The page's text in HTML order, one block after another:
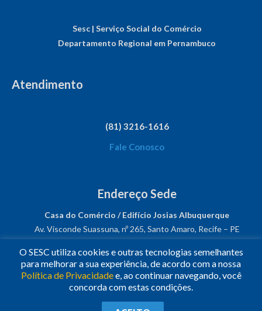
Sesc | Serviço Social do Comércio
Departamento Regional em Pernambuco
Atendimento
(81) 3216-1616
Fale Conosco
Endereço Sede
Casa do Comércio / Edifício Josias Albuquerque
Av. Visconde Suassuna, nº 265, Santo Amaro, Recife – PE
CNPJ: 03.482.931/0001-61
Siga-nos!
Todos os Direitos Reservados.
O SESC utiliza cookies e outras tecnologias semelhantes
para melhorar a sua experiência, de acordo com a nossa
Política de Privacidadee, ao continuar navegando, você
concorda com estas condições.